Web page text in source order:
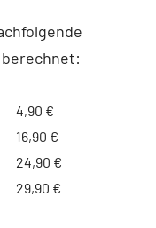
4,90 €
16,90 €
24,90 €
29,90 €